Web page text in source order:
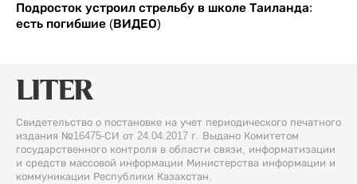
Подросток устроил стрельбу в школе Таиланда:
есть погибшие (ВИДЕО)
Свидетельство о постановке на учет периодического печатного
издания №16475-СИ от 24.04.2017 г. Выдано Комитетом
государственного контроля в области связи, информатизации
и средств массовой информации Министерства информации и
коммуникации Республики Казахстан.